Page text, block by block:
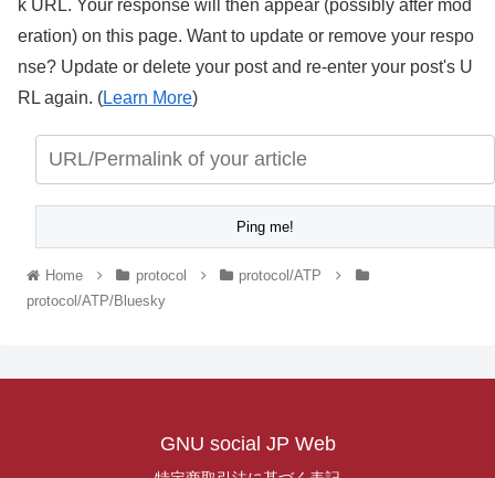
k URL. Your response will then appear (possibly after mod
eration) on this page. Want to update or remove your respo
nse? Update or delete your post and re-enter your post's U
RL again. (Learn More)
Home protocol
protocol/ATP
protocol/ATP/Bluesky
GNU social JP Web